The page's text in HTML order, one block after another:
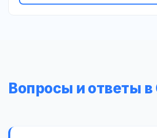
Вопросы и ответы в